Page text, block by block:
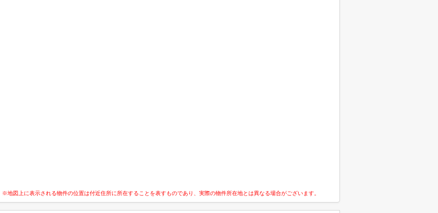
※地図上に表示される物件の位置は付近住所に所在することを表すものであり、実際の物件所在地とは異なる場合がございます。